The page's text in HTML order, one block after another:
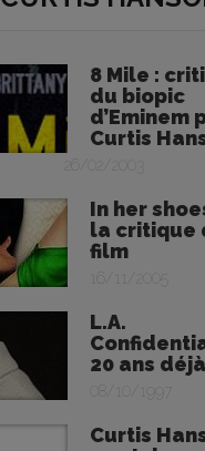
8 Mile :
du biopic
d’Eminem
Curtis
In her
la critique
film
L.A.
20 ans déjà
08/10/1997
Curtis